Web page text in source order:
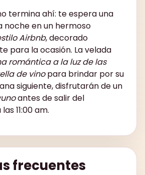
termina ahí: te espera una
noche en un hermoso
Airbnb, decorado
para la ocasión. La velada
romántica a la luz de las
de vinopara brindar por su
siguiente, disfrutarán de un
antes de salir del
11:00 am.
frecuentes